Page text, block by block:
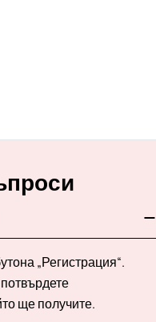
„Регистрация“.
ще получите.